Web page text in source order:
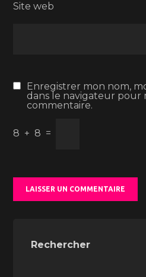
Site web
Enregistrer mon nom,
dans le navigateur pour
commentaire.
8 + 8 =
Rechercher